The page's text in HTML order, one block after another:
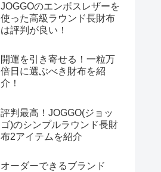
JOGGOのエンボスレザーを
使った高級ラウンド長財布
は評判が良い！
開運を引き寄せる！一粒万
倍日に選ぶべき財布を紹
介！
評判最高！JOGGO(ジョッ
ゴ)のシンプルラウンド長財
布2アイテムを紹介
オーダーできるブランド